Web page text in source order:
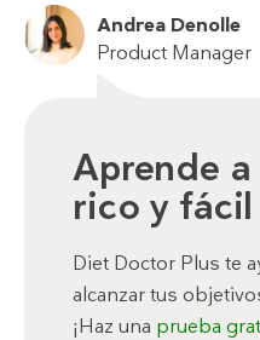
Andrea Denolle
Product Manager
Aprende
rico y fácil
Diet Doctor Plus te
alcanzar tus
¡Haz una prueba